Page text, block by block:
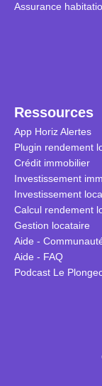
Assurance
Ressources
App Horiz Alertes
Plugin rendement
Crédit immobilier
Investissement
Investissement
Calcul rendement
Gestion locataire
Aide -
Aide - FAQ
Podcast Le